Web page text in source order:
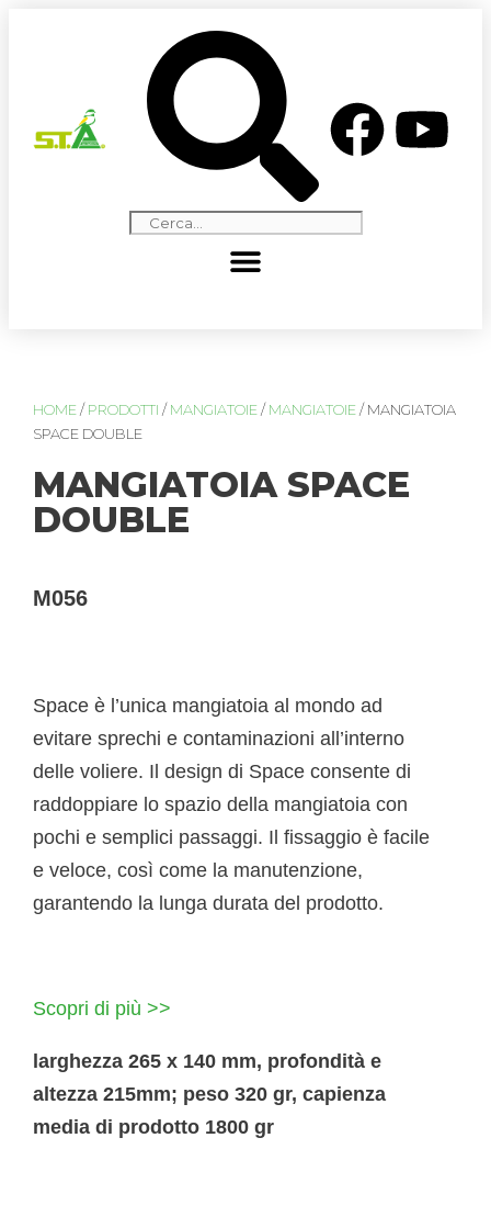
HOME / PRODOTTI / MANGIATOIE / MANGIATOIE / MANGIATOIA
SPACE DOUBLE
MANGIATOIA SPACE
DOUBLE
M056
Space è l’unica mangiatoia al mondo ad
evitare sprechi e contaminazioni all’interno
delle voliere. Il design di Space consente di
raddoppiare lo spazio della mangiatoia con
pochi e semplici passaggi. Il fissaggio è facile
e veloce, così come la manutenzione,
garantendo la lunga durata del prodotto.
Scopri di più >>
larghezza 265 x 140 mm, profondità e
altezza 215mm; peso 320 gr, capienza
media di prodotto 1800 gr